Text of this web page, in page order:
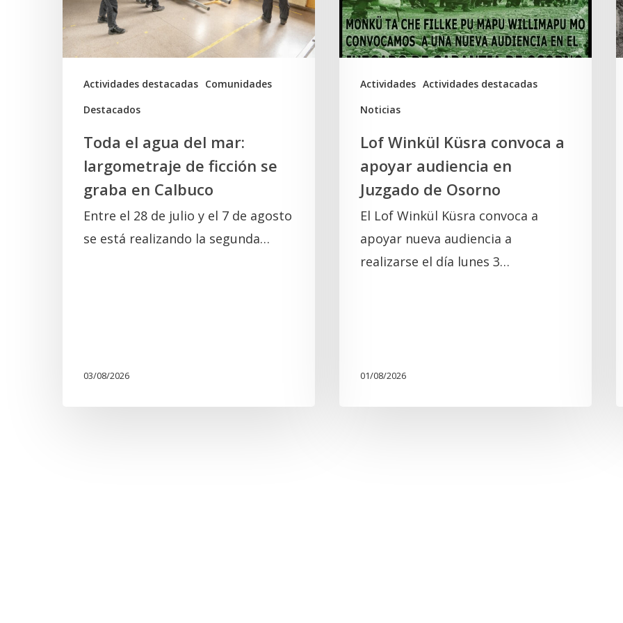
Actividades destacadas Comunidades
Destacados
largometraje
de
ficción
graba
Calbuco
Toda el agua del mar:
largometraje de ficción se
graba en Calbuco
Entre el 28 de julio y el 7 de agosto
se está realizando la segunda…
03/08/2026
Actividades Actividades destacadas
Noticias
apoyar
audiencia
en
Juzgado
Lof Winkül Küsra convoca a
apoyar audiencia en
Juzgado de Osorno
El Lof Winkül Küsra convoca a
apoyar nueva audiencia a
realizarse el día lunes 3…
01/08/2026